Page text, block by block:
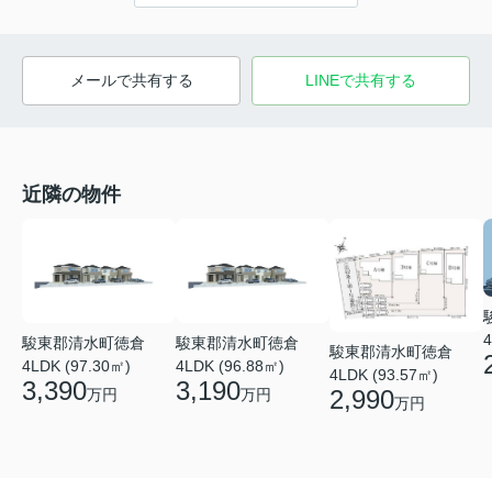
メールで共有する LINEで共有する
近隣の物件
駿東郡清水町徳倉
4LDK (97.30㎡)
3,390万円
駿東郡清水町徳倉
4LDK (96.88㎡)
3,190万円
駿東郡清水町徳倉
4LDK (93.57㎡)
2,990万円